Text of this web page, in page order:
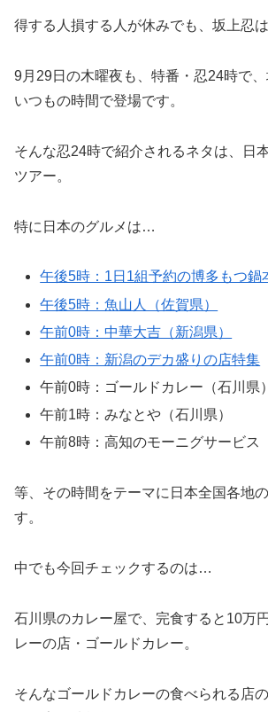
得する人損する人が休みでも、坂上忍は
9月29日の木曜夜も、特番・忍24時で
いつもの時間で登場です。
そんな忍24時で紹介されるネタは、日
ツアー。
特に日本のグルメは…
午後5時：1日1組予約の博多もつ鍋
午後5時：魚山人（佐賀県）
午前0時：中華大吉（新潟県）
午前0時：新潟のデカ盛りの店特集
午前0時：ゴールドカレー（石川県）
午前1時：みなとや（石川県）
午前8時：高知のモーニグサービス
等、その時間をテーマに日本全国各地
す。
中でも今回チェックするのは…
石川県のカレー屋で、完食すると10万
レーの店・ゴールドカレー。
そんなゴールドカレーの食べられる店